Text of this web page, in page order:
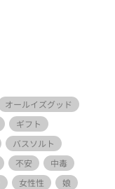
オールイズグッド
ギフト
バスソルト
不安
中毒
女性性
娘